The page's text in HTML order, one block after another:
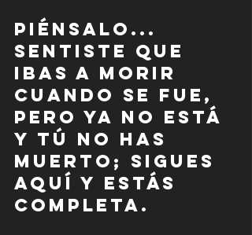
Piénsalo...
sentiste que
ibas a morir
cuando se fue,
pero ya no está
y tú no has
muerto; sigues
aquí y estás
completa.